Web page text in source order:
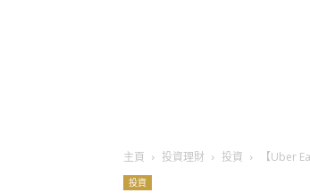
主頁 投資理財 投資 【Uber
投資